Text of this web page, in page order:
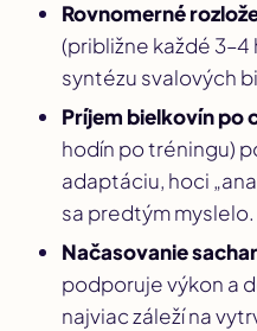
Rovnomerné
(približne každé
syntézu svalových
Príjem bielkovín po
hodín po tréningu)
adaptáciu, hoci
sa predtým myslelo.
Načasovanie
podporuje výkon a
najviac záleží na